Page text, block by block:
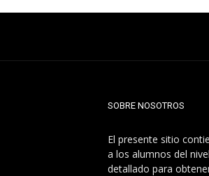
SOBRE NOSOTROS
El presente sitio
a los alumnos del
detallado para